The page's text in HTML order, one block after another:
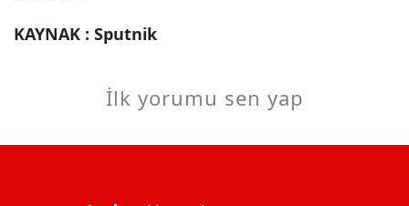
KAYNAK : Sputnik
İlk yorumu sen yap